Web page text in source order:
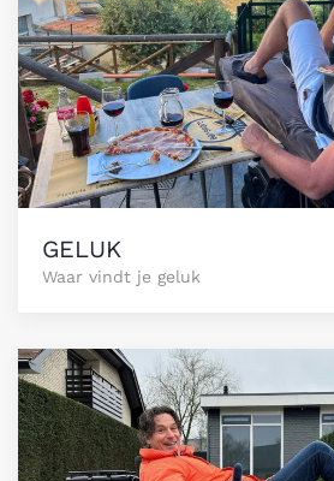
GELUK
Waar vindt je geluk